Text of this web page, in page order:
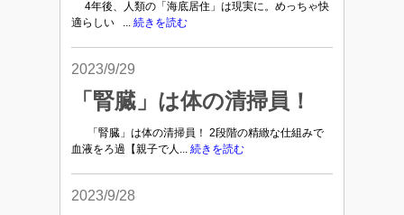
4年後、人類の「海底居住」は現実に。めっちゃ快
適らしい ... 続きを読む
2023/9/29
「腎臓」は体の清掃員！
「腎臓」は体の清掃員！ 2段階の精緻な仕組みで
血液をろ過【親子で人... 続きを読む
2023/9/28